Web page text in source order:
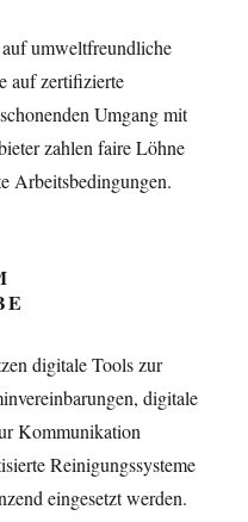
umweltfreundliche
auf zertifizierte
Umgang mit
zahlen faire Löhne
Arbeitsbedingungen.
digitale Tools zur
digitale
Kommunikation
Reinigungssysteme
eingesetzt werden.